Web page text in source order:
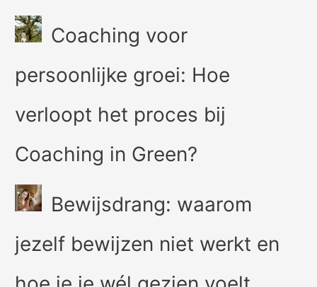
Coaching voor
persoonlijke groei: Hoe
verloopt het proces bij
Coaching in Green?
Bewijsdrang: waarom
jezelf bewijzen niet werkt en